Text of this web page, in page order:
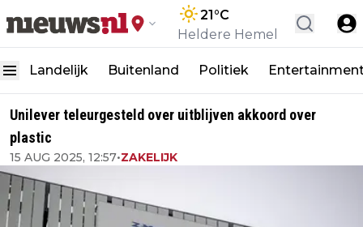
21°C
Heldere Hemel
Landelijk Buitenland Politiek
Unilever teleurgesteld over uitblijven akkoord over
plastic
15 AUG 2025, 12:57•ZAKELIJK